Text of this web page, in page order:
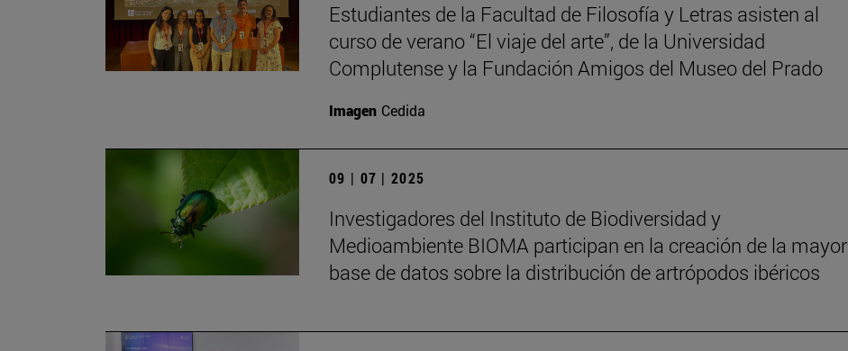
Estudiantes de la Facultad de Filosofía y Letras asisten al
curso de verano “El viaje del arte”, de la Universidad
Complutense y la Fundación Amigos del Museo del Prado
Imagen Cedida
09 | 07 | 2025
Investigadores del Instituto de Biodiversidad y
Medioambiente BIOMA participan en la creación de la mayor
base de datos sobre la distribución de artrópodos ibéricos